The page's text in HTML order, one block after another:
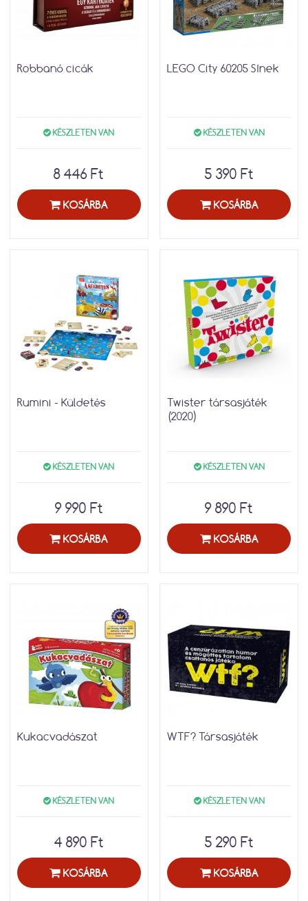
Robbanó cicák
KÉSZLETEN VAN
8 446 Ft
KOSÁRBA
LEGO City 60205 Sínek
KÉSZLETEN VAN
5 390 Ft
KOSÁRBA
Rumini - Küldetés
KÉSZLETEN VAN
9 990 Ft
KOSÁRBA
Twister társasjáték
(2020)
KÉSZLETEN VAN
9 890 Ft
KOSÁRBA
Kukacvadászat
KÉSZLETEN VAN
4 890 Ft
KOSÁRBA
WTF? Társasjáték
KÉSZLETEN VAN
5 290 Ft
KOSÁRBA